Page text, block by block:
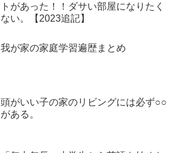
トがあった！！ダサい部屋になりたく
ない。【2023追記】
我が家の家庭学習遍歴まとめ
頭がいい子の家のリビングには必ず○○
がある。